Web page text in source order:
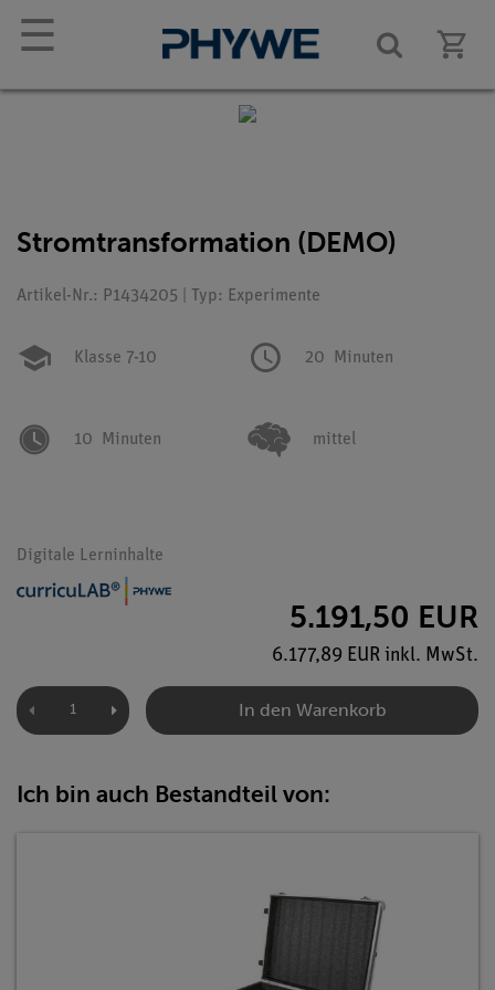
☰
Stromtransformation (DEMO)
Artikel-Nr.: P1434205 | Typ: Experimente
Klasse 7-10 20 Minuten
10 Minuten mittel
Digitale Lerninhalte
5.191,50 EUR
6.177,89 EUR inkl. MwSt.
In den Warenkorb
Ich bin auch Bestandteil von: